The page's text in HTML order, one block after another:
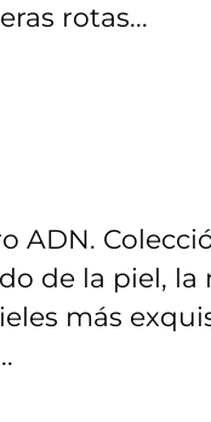
rotas...
ADN.
de la piel, la
más